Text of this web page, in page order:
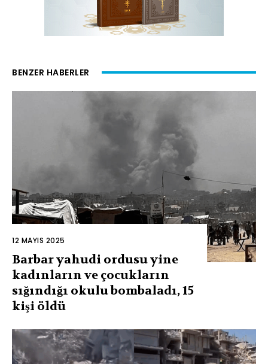
BENZER HABERLER
12 MAYIS 2025
Barbar yahudi ordusu yine
kadınların ve çocukların
sığındığı okulu bombaladı, 15
kişi öldü